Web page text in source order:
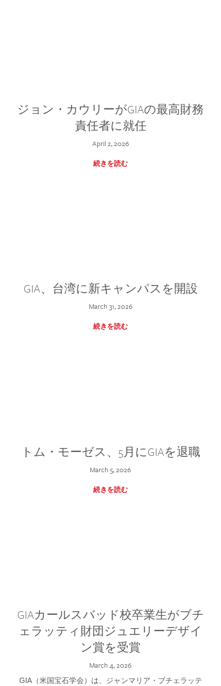
ジョン・カウリーがGIAの最高財務
責任者に就任
April 2, 2026
続きを読む
GIA、台湾に新キャンパスを開設
March 31, 2026
続きを読む
トム・モーゼス、5月にGIAを退職
March 5, 2026
続きを読む
GIAカールスバッド校卒業生がブチ
ェラッティ財団ジュエリーデザイ
ン賞を受賞
March 4, 2026
GIA（米国宝石学会）は、ジャンマリア・ブチェラッテ